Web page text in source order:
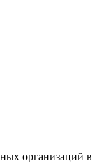
организаций в